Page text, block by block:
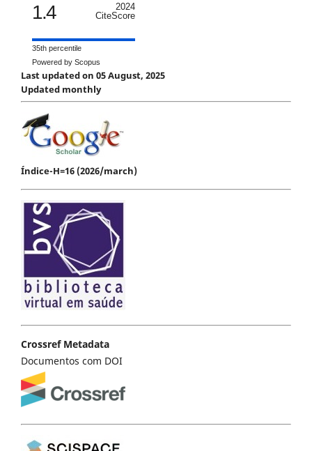
1.4
2024
CiteScore
35th percentile
Powered by Scopus
Last updated on 05 August, 2025
Updated monthly
Índice-H=16 (2026/march)
Crossref Metadata
Documentos com DOI